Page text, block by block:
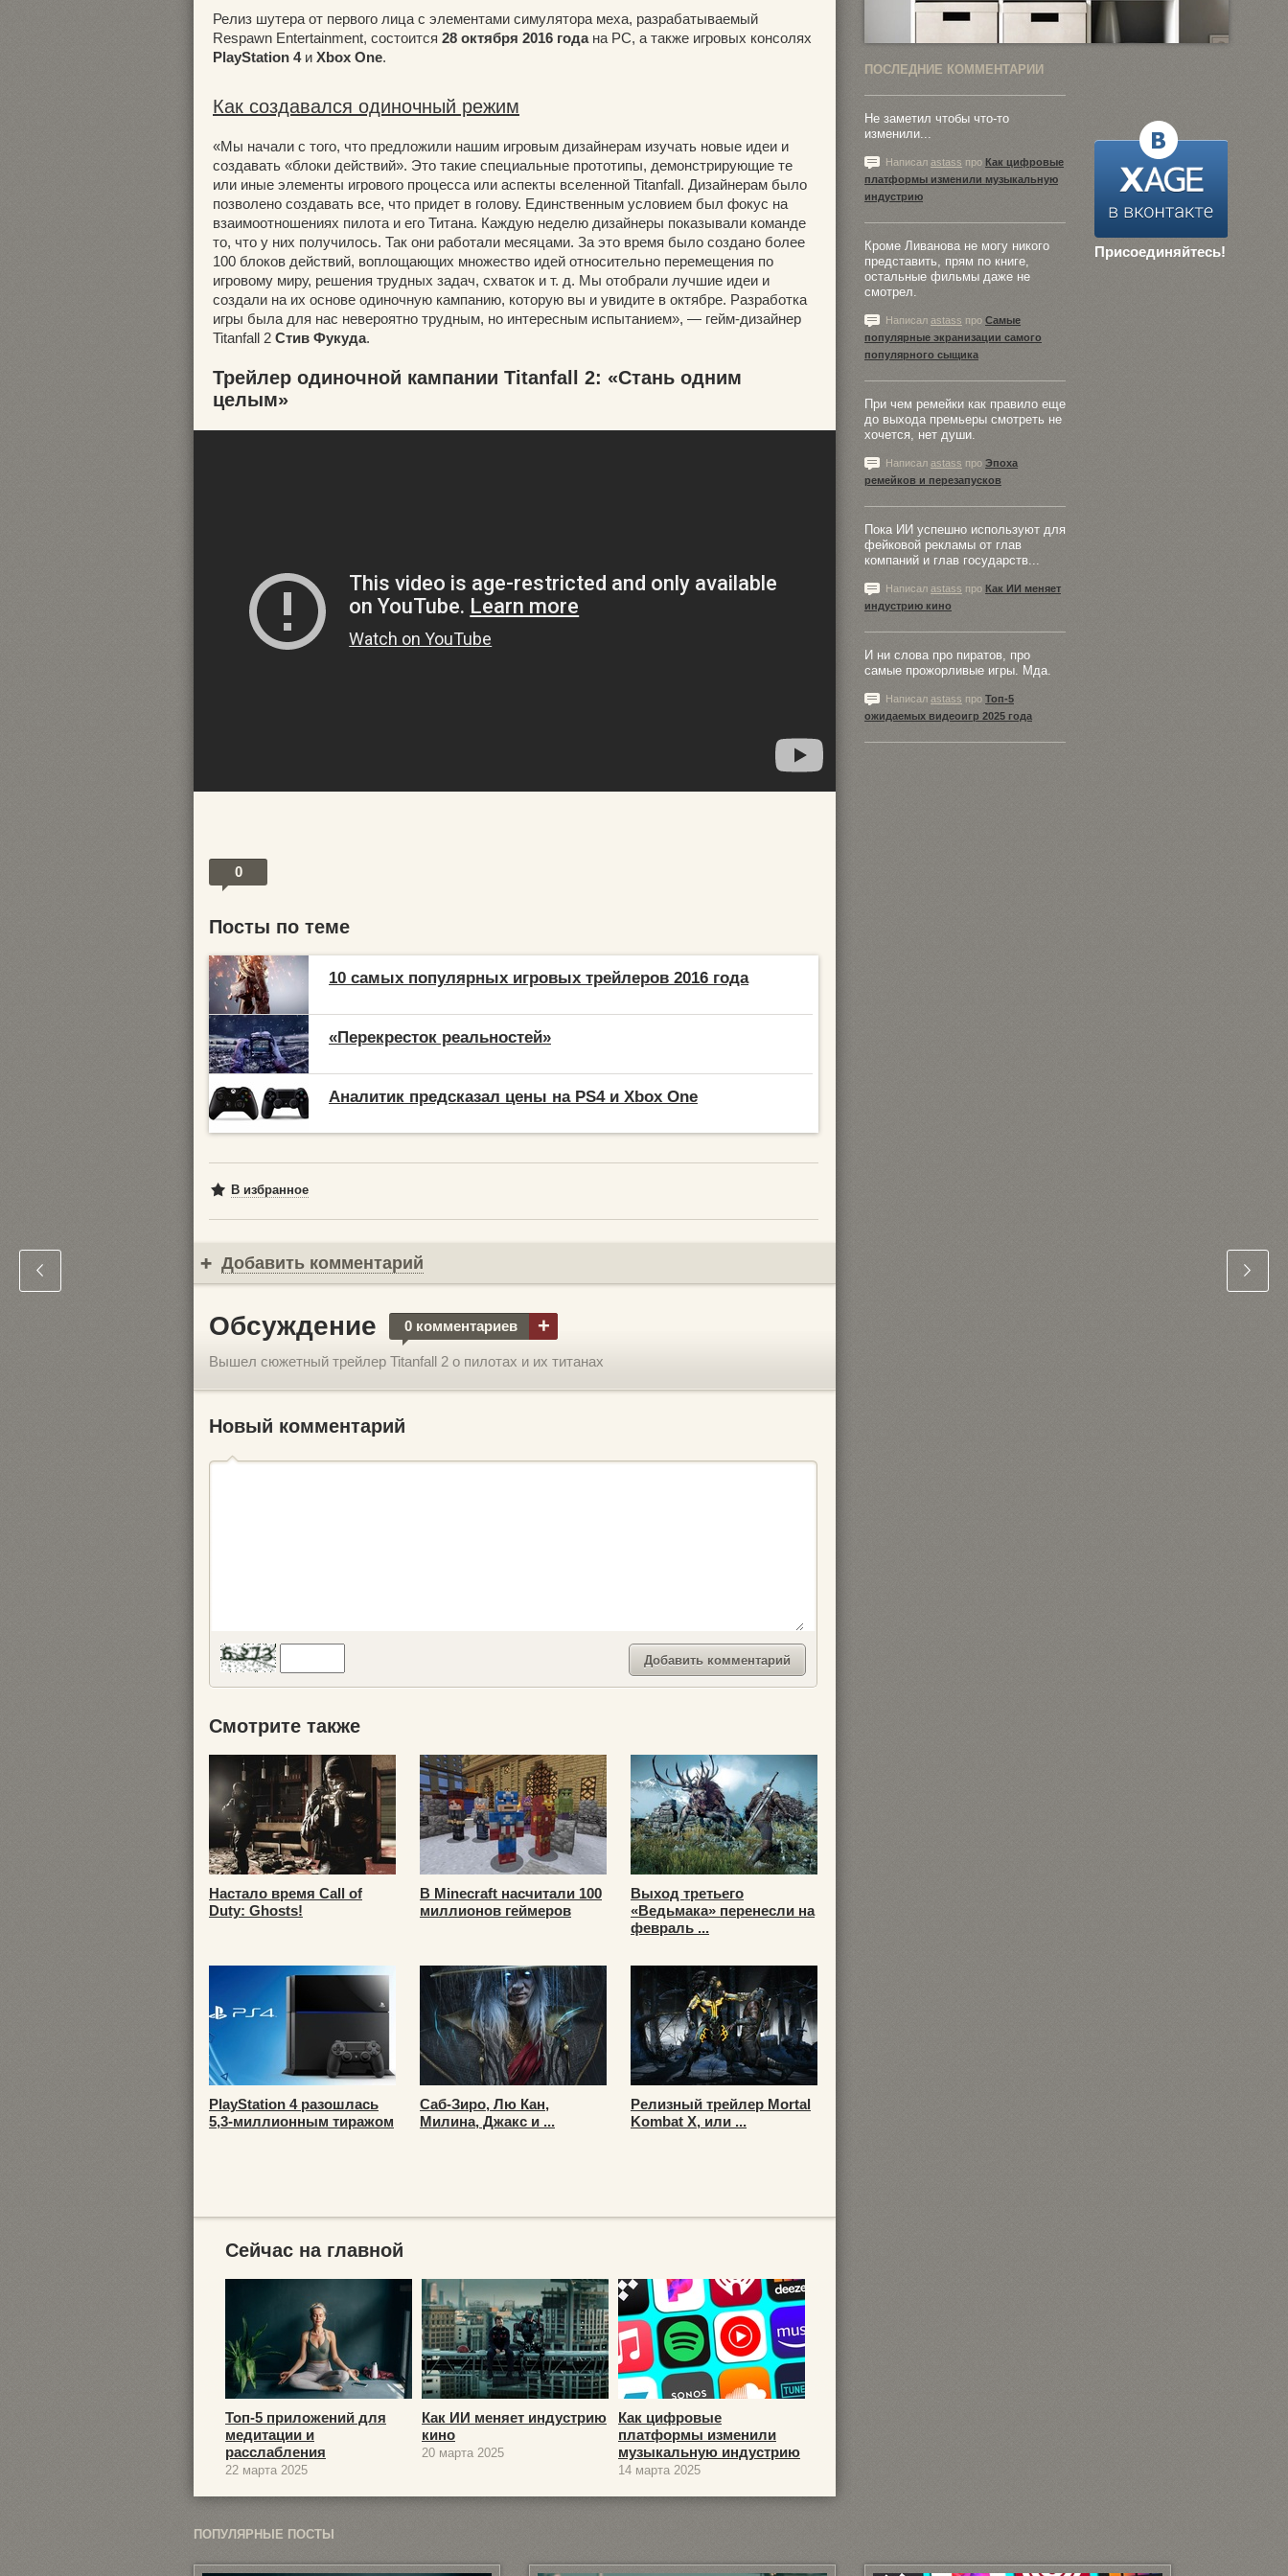
Релиз шутера от первого лица с элементами симулятора меха, разрабатываемый
Respawn Entertainment, состоится 28 октября 2016 годана PC, а также игровых консолях
PlayStation 4и Xbox One.
Как создавался одиночный режим
«Мы начали с того, что предложили нашим игровым дизайнерам изучать новые идеи и
создавать «блоки действий». Это такие специальные прототипы, демонстрирующие те
или иные элементы игрового процесса или аспекты вселенной Titanfall. Дизайнерам было
позволено создавать все, что придет в голову. Единственным условием был фокус на
взаимоотношениях пилота и его Титана. Каждую неделю дизайнеры показывали команде
то, что у них получилось. Так они работали месяцами. За это время было создано более
100 блоков действий, воплощающих множество идей относительно перемещения по
игровому миру, решения трудных задач, схваток и т. д. Мы отобрали лучшие идеи и
создали на их основе одиночную кампанию, которую вы и увидите в октябре. Разработка
игры была для нас невероятно трудным, но интересным испытанием», — гейм-дизайнер
Titanfall 2 Стив Фукуда.
Трейлер одиночной кампании Titanfall 2: «Стань одним
целым»
0
Посты по теме
10 самых популярных игровых трейлеров 2016 года
«Перекресток реальностей»
Аналитик предсказал цены на PS4 и Xbox One
В избранное
Добавить комментарий
Обсуждение 0 комментариев +
Вышел сюжетный трейлер Titanfall 2 о пилотах и их титанах
Новый комментарий
Смотрите также
Настало время Call of
Duty: Ghosts!
В Minecraft насчитали 100
миллионов геймеров
Выход третьего
«Ведьмака» перенесли на
февраль ...
PlayStation 4 разошлась
5,3-миллионным тиражом
Саб-Зиро, Лю Кан,
Милина, Джакс и ...
Релизный трейлер Mortal
Kombat X, или ...
Сейчас на главной
Топ-5 приложений для
медитации и
расслабления
22 марта 2025
Как ИИ меняет индустрию
кино
20 марта 2025
Как цифровые
платформы изменили
музыкальную индустрию
14 марта 2025
ПОСЛЕДНИЕ КОММЕНТАРИИ
Присоединяйтесь!
Не заметил чтобы что-то
изменили...
Написал astass про Как цифровые
платформы изменили музыкальную
индустрию
Кроме Ливанова не могу никого
представить, прям по книге,
остальные фильмы даже не
смотрел.
Написал astass про Самые
популярные экранизации самого
популярного сыщика
При чем ремейки как правило еще
до выхода премьеры смотреть не
хочется, нет души.
Написал astass про Эпоха
ремейков и перезапусков
Пока ИИ успешно используют для
фейковой рекламы от глав
компаний и глав государств...
Написал astass про Как ИИ меняет
индустрию кино
И ни слова про пиратов, про
самые прожорливые игры. Мда.
Написал astass про Топ-5
ожидаемых видеоигр 2025 года
ПОПУЛЯРНЫЕ ПОСТЫ